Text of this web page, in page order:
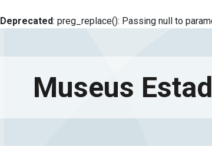
Deprecated: preg_replace(): Passing null to
Museus